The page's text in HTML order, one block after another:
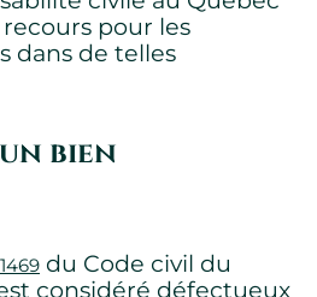
pour les
dans de telles
bien
du Code civil du
considéré défectueux